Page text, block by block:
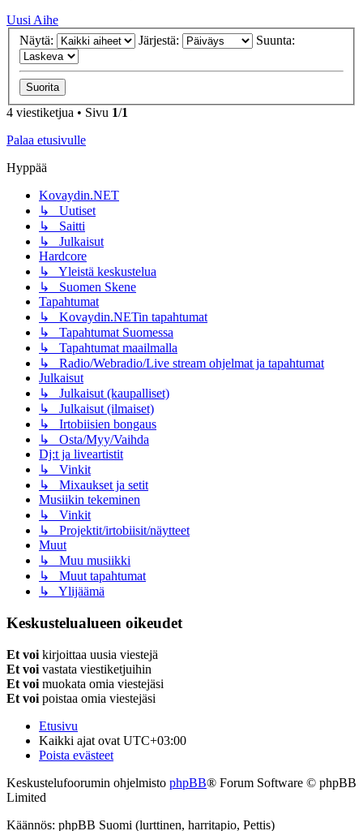
Uusi Aihe
Näytä:
Järjestä: Suunta:
4 viestiketjua • Sivu 1/1
Palaa etusivulle
Hyppää
Kovaydin.NET
↳ Uutiset
↳ Saitti
↳ Julkaisut
Hardcore
↳ Yleistä keskustelua
↳ Suomen Skene
Tapahtumat
↳ Kovaydin.NETin tapahtumat
↳ Tapahtumat Suomessa
↳ Tapahtumat maailmalla
↳ Radio/Webradio/Live stream ohjelmat ja tapahtumat
Julkaisut
↳ Julkaisut (kaupalliset)
↳ Julkaisut (ilmaiset)
↳ Irtobiisien bongaus
↳ Osta/Myy/Vaihda
Dj:t ja liveartistit
↳ Vinkit
↳ Mixaukset ja setit
Musiikin tekeminen
↳ Vinkit
↳ Projektit/irtobiisit/näytteet
Muut
↳ Muu musiikki
↳ Muut tapahtumat
↳ Ylijäämä
Keskustelualueen oikeudet
Et voi kirjoittaa uusia viestejä
Et voi vastata viestiketjuihin
Et voi muokata omia viestejäsi
Et voi poistaa omia viestejäsi
Etusivu
Kaikki ajat ovat UTC+03:00
Poista evästeet
Keskustelufoorumin ohjelmisto phpBB® Forum Software © phpBB
Limited
Käännös: phpBB Suomi (lurttinen, harritapio, Pettis)